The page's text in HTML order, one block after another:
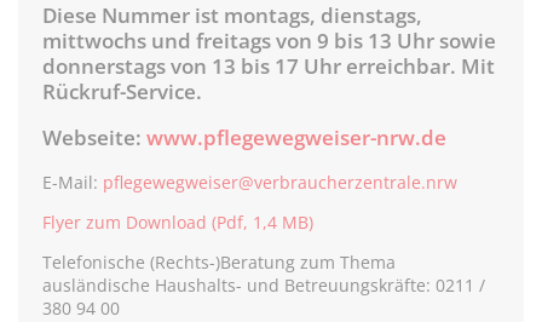
Diese Nummer ist montags, dienstags,
mittwochs und freitags von 9 bis 13 Uhr sowie
donnerstags von 13 bis 17 Uhr erreichbar. Mit
Rückruf-Service.
Webseite: www.pflegewegweiser-nrw.de
E-Mail: pflegewegweiser@verbraucherzentrale.nrw
Flyer zum Download (Pdf, 1,4 MB)
Telefonische (Rechts-)Beratung zum Thema
ausländische Haushalts- und Betreuungskräfte: 0211 /
380 94 00